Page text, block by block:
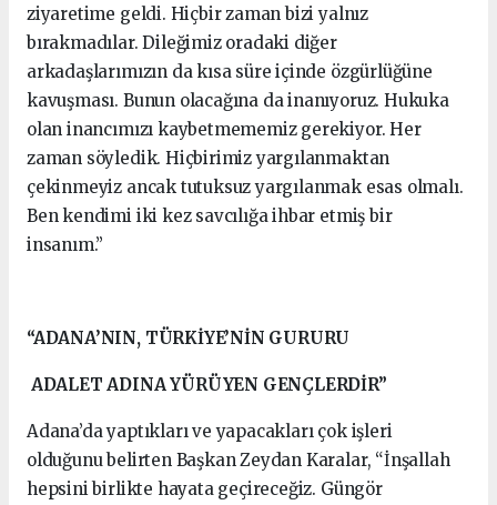
ziyaretime geldi. Hiçbir zaman bizi yalnız
bırakmadılar. Dileğimiz oradaki diğer
arkadaşlarımızın da kısa süre içinde özgürlüğüne
kavuşması. Bunun olacağına da inanıyoruz. Hukuka
olan inancımızı kaybetmememiz gerekiyor. Her
zaman söyledik. Hiçbirimiz yargılanmaktan
çekinmeyiz ancak tutuksuz yargılanmak esas olmalı.
Ben kendimi iki kez savcılığa ihbar etmiş bir
insanım.”
“ADANA’NIN, TÜRKİYE’NİN GURURU
ADALET ADINA YÜRÜYEN GENÇLERDİR”
Adana’da yaptıkları ve yapacakları çok işleri
olduğunu belirten Başkan Zeydan Karalar, “İnşallah
hepsini birlikte hayata geçireceğiz. Güngör